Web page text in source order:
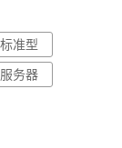
准型
务器